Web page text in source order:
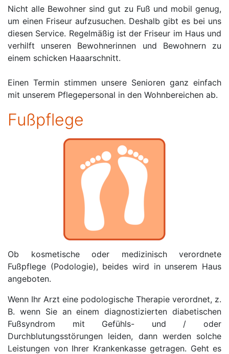
Nicht alle Bewohner sind gut zu Fuß und mobil genug,
um einen Friseur aufzusuchen. Deshalb gibt es bei uns
diesen Service. Regelmäßig ist der Friseur im Haus und
verhilft unseren Bewohnerinnen und Bewohnern zu
einem schicken Haaarschnitt.
Einen Termin stimmen unsere Senioren ganz einfach
mit unserem Pflegepersonal in den Wohnbereichen ab.
Fußpflege
Ob kosmetische oder medizinisch verordnete
Fußpflege (Podologie), beides wird in unserem Haus
angeboten.
Wenn Ihr Arzt eine podologische Therapie verordnet, z.
B. wenn Sie an einem diagnostizierten diabetischen
Fußsyndrom mit Gefühls- und / oder
Durchblutungsstörungen leiden, dann werden solche
Leistungen von Ihrer Krankenkasse getragen. Geht es